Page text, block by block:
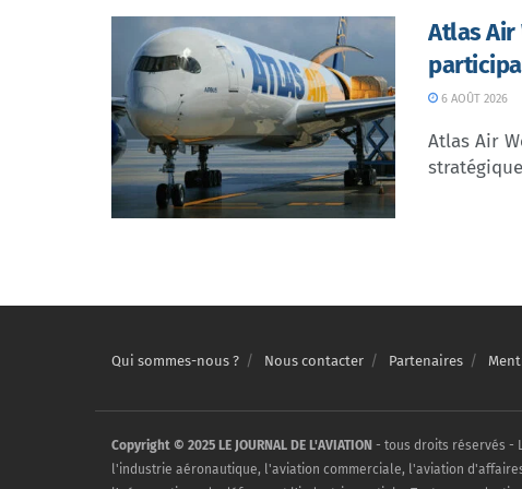
Atlas
6 AOÛT 2026
Atlas Air
Qui sommes-nous ? Nous contacter Partenaires
Copyright © 2025 LE JOURNAL DE L'AVIATION - tous droits réservés -
l'industrie aéronautique, l'aviation commerciale, l'aviation